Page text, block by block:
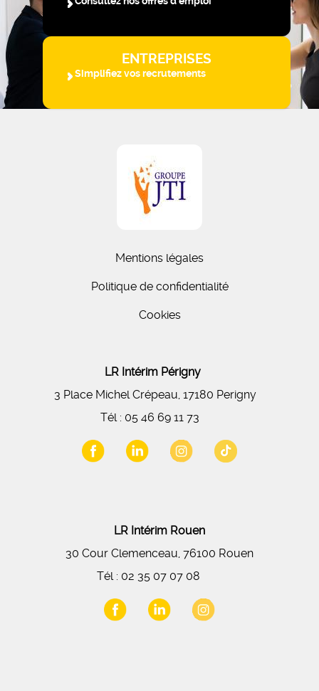
ENTREPRISES
Simplifiez vos recrutements
Mentions légales
Politique de confidentialité
Cookies
LR Intérim Périgny
3 Place Michel Crépeau, 17180 Perigny
Tél : 05 46 69 11 73
LR Intérim Rouen
30 Cour Clemenceau, 76100 Rouen
Tél : 02 35 07 07 08